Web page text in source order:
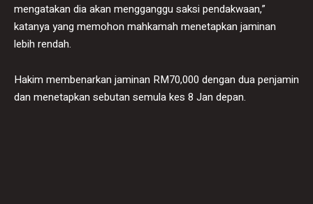
mengatakan dia akan mengganggu saksi pendakwaan,”
katanya yang memohon mahkamah menetapkan jaminan
lebih rendah.
Hakim membenarkan jaminan RM70,000 dengan dua penjamin
dan menetapkan sebutan semula kes 8 Jan depan.